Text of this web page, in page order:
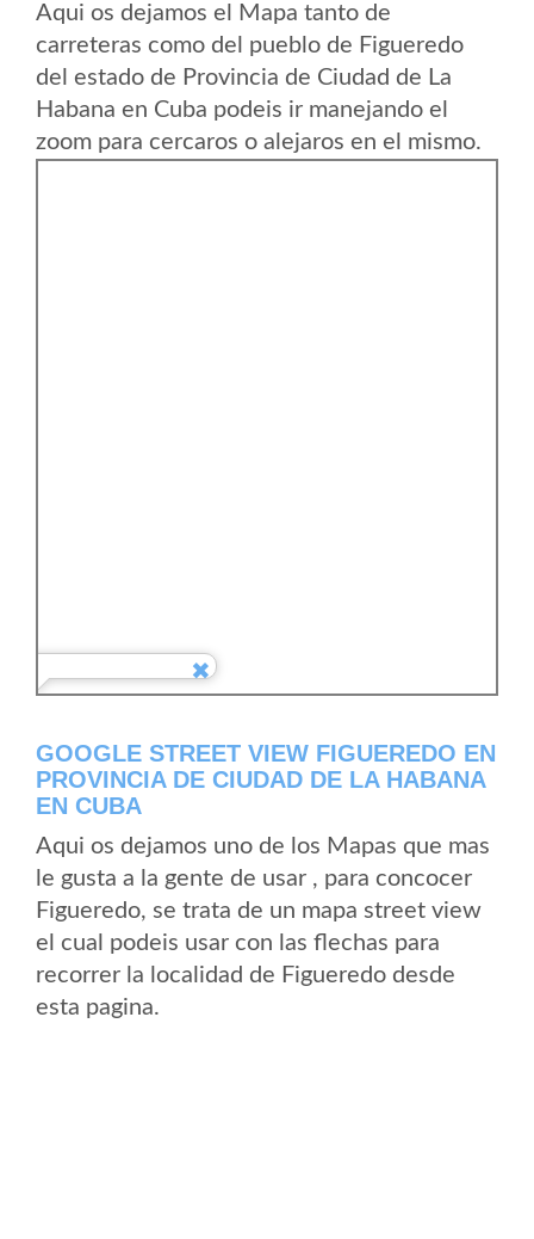
Aqui os dejamos el Mapa tanto de
carreteras como del pueblo de Figueredo
del estado de Provincia de Ciudad de La
Habana en Cuba podeis ir manejando el
zoom para cercaros o alejaros en el mismo.
GOOGLE STREET VIEW FIGUEREDO EN
PROVINCIA DE CIUDAD DE LA HABANA
EN CUBA
Aqui os dejamos uno de los Mapas que mas
le gusta a la gente de usar , para concocer
Figueredo, se trata de un mapa street view
el cual podeis usar con las flechas para
recorrer la localidad de Figueredo desde
esta pagina.